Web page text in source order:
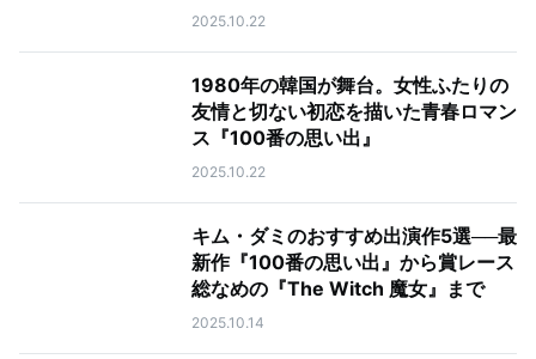
2025.10.22
1980年の韓国が舞台。女性ふたりの
友情と切ない初恋を描いた青春ロマン
ス『100番の思い出』
2025.10.22
キム・ダミのおすすめ出演作5選──最
新作『100番の思い出』から賞レース
総なめの『The Witch 魔女』まで
2025.10.14